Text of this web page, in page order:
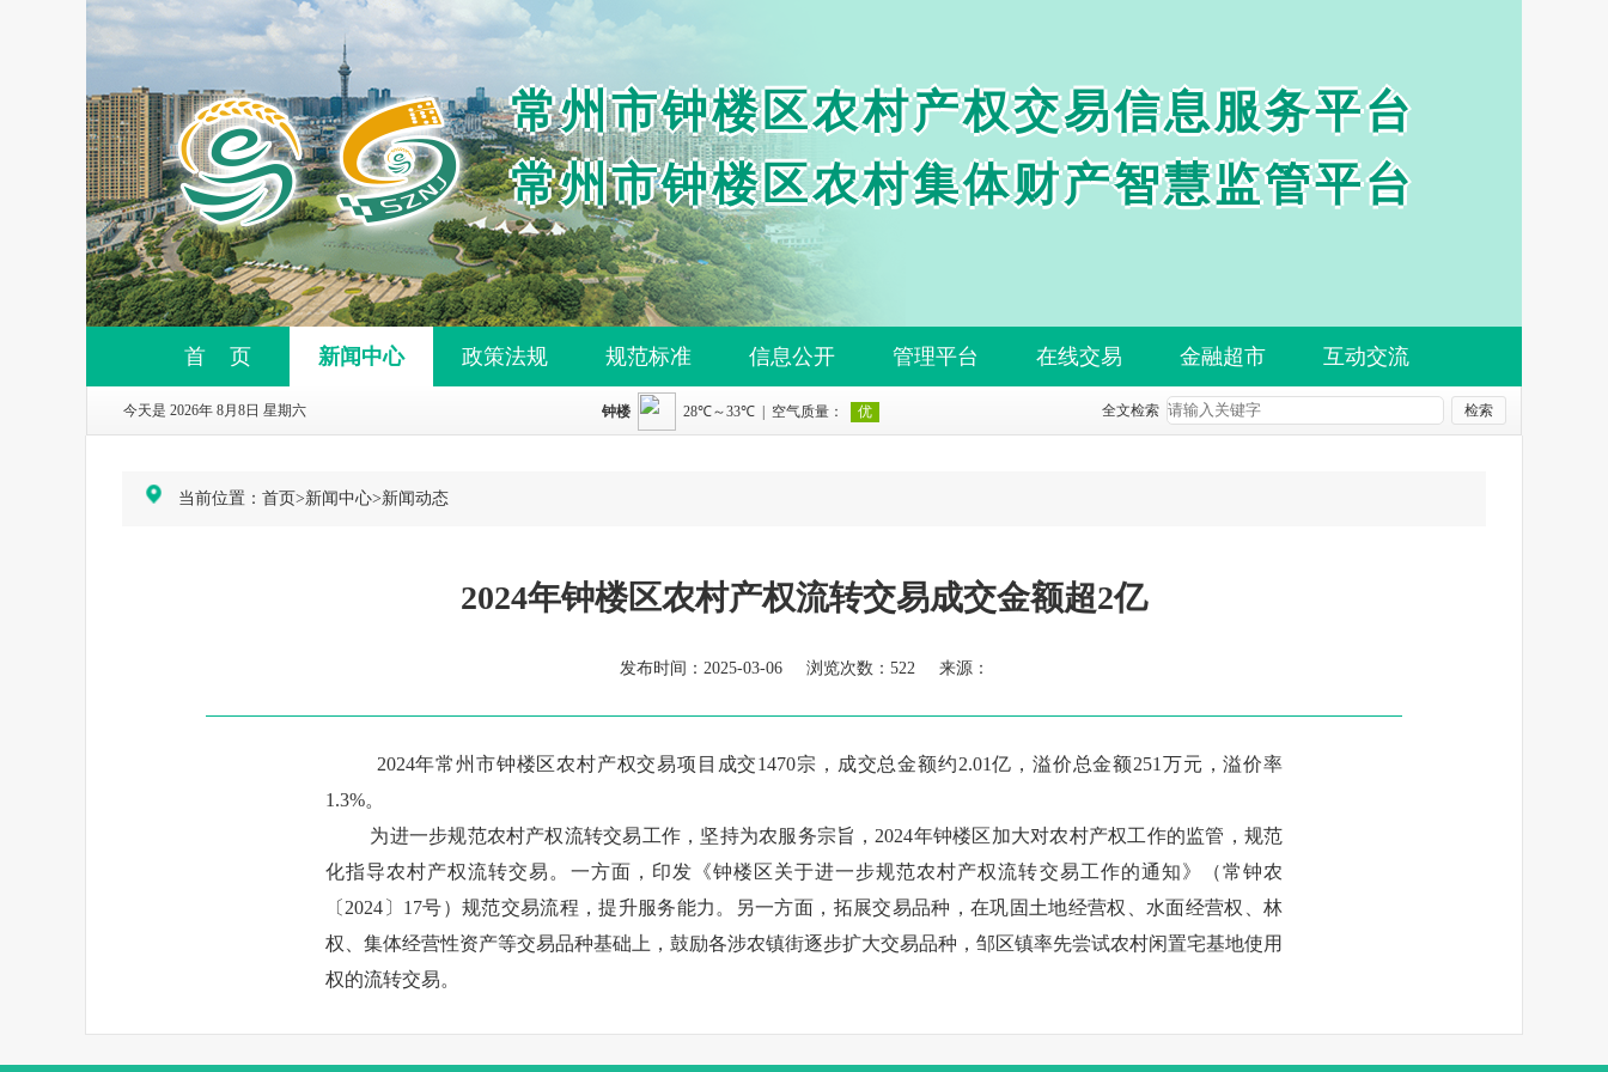
常州市钟楼区农村产权交易信息服务平台
常州市钟楼区农村集体财产智慧监管平台
首 页 新闻中心 政策法规 规范标准 信息公开 管理平台 在线交易 金融超市 互动交流
今天是 2026年 8月8日 星期六 全文检索
当前位置： 首页>新闻中心>新闻动态
2024年钟楼区农村产权流转交易成交金额超2亿
发布时间：2025-03-06 浏览次数： 522 来源：
2024年常州市钟楼区农村产权交易项目成交1470宗，成交总金额约2.01亿，溢价总金额251万元，溢价率
1.3%。
为进一步规范农村产权流转交易工作，坚持为农服务宗旨，2024年钟楼区加大对农村产权工作的监管，规范
化指导农村产权流转交易。一方面，印发《钟楼区关于进一步规范农村产权流转交易工作的通知》（常钟农
〔2024〕17号）规范交易流程，提升服务能力。另一方面，拓展交易品种，在巩固土地经营权、水面经营权、林
权、集体经营性资产等交易品种基础上，鼓励各涉农镇街逐步扩大交易品种，邹区镇率先尝试农村闲置宅基地使用
权的流转交易。